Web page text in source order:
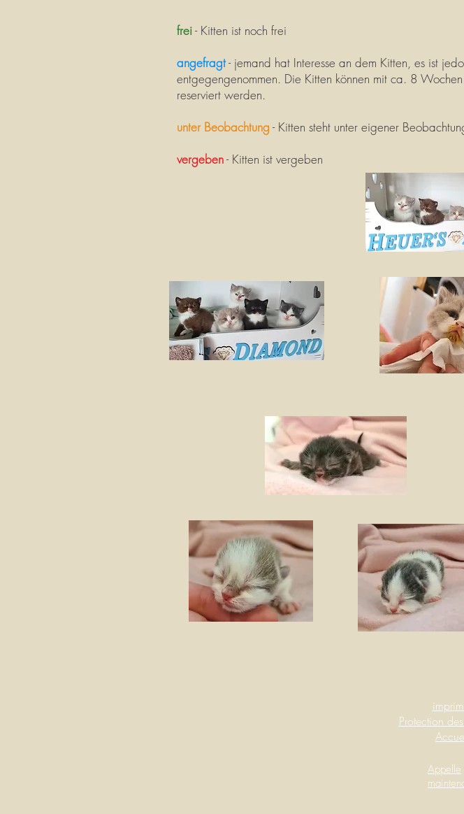
frei- Kitten ist noch frei
angefragt- jemand hat Interesse an dem Kitten, es ist
entgegengenommen. Die Kitten können mit ca. 8
reserviert werden.
unter Beobachtung - Kitten steht unter eigener
vergeben- Kitten ist vergeben
Protection
Appelle